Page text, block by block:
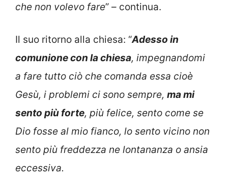
che non volevo fare” – continua.
Il suo ritorno alla chiesa: “Adesso in
comunione con la chiesa, impegnandomi
a fare tutto ciò che comanda essa cioè
Gesù, i problemi ci sono sempre, ma mi
sento più forte, più felice, sento come se
Dio fosse al mio fianco, lo sento vicino non
sento più freddezza ne lontananza o ansia
eccessiva.